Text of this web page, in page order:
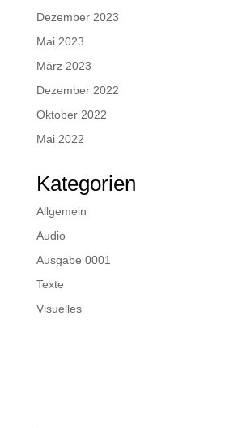
Dezember 2023
Mai 2023
März 2023
Dezember 2022
Oktober 2022
Mai 2022
Kategorien
Allgemein
Audio
Ausgabe 0001
Texte
Visuelles